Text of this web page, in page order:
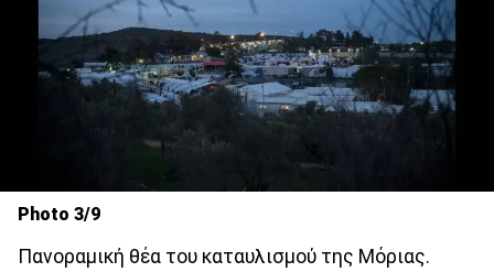
Photo 3/9
Πανοραμική θέα του καταυλισμού της Μόριας.